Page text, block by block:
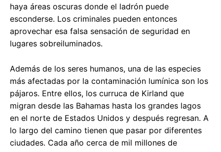
haya áreas oscuras donde el ladrón puede
esconderse. Los criminales pueden entonces
aprovechar esa falsa sensación de seguridad en
lugares sobreiluminados.
Además de los seres humanos, una de las especies
más afectadas por la contaminación lumínica son los
pájaros. Entre ellos, los curruca de Kirland que
migran desde las Bahamas hasta los grandes lagos
en el norte de Estados Unidos y después regresan. A
lo largo del camino tienen que pasar por diferentes
ciudades. Cada año cerca de mil millones de